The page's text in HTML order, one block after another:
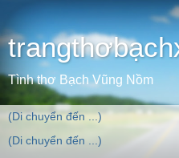
Tình thơ Bạch Vũng Nồm